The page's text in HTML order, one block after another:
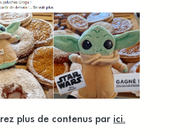
plus de contenus par ici.